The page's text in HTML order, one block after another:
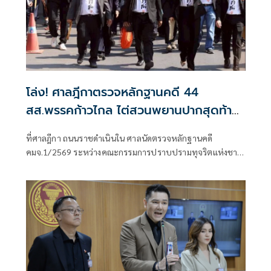
โล่ง! ศาลฎีกาตรวจหลักฐานคดี 44
สส.พรรคก้าวไกล ไต่สวนพยานปากสุดท้าย
18 พ.ค.ปีหน้าก่อนนัดตัดสิน
ที่ศาลฎีกา ถนนราชดำเนินใน ศาลนัดตรวจหลักฐานคดี
คมจ.1/2569 ระหว่างคณะกรรมการปราบปรามทุจริตแห่งชาติ